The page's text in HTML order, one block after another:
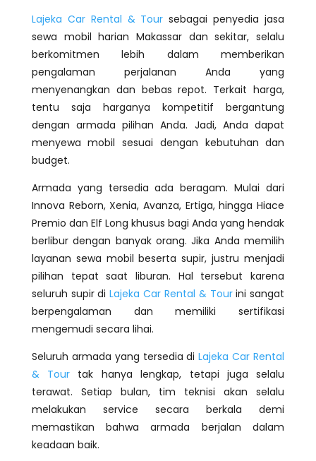
Lajeka Car Rental & Tour sebagai penyedia jasa
sewa mobil harian Makassar dan sekitar, selalu
berkomitmen lebih dalam memberikan
pengalaman perjalanan Anda yang
menyenangkan dan bebas repot. Terkait harga,
tentu saja harganya kompetitif bergantung
dengan armada pilihan Anda. Jadi, Anda dapat
menyewa mobil sesuai dengan kebutuhan dan
budget.
Armada yang tersedia ada beragam. Mulai dari
Innova Reborn, Xenia, Avanza, Ertiga, hingga Hiace
Premio dan Elf Long khusus bagi Anda yang hendak
berlibur dengan banyak orang. Jika Anda memilih
layanan sewa mobil beserta supir, justru menjadi
pilihan tepat saat liburan. Hal tersebut karena
seluruh supir diLajeka Car Rental & Tourini sangat
berpengalaman dan memiliki sertifikasi
mengemudi secara lihai.
Seluruh armada yang tersedia diLajeka Car Rental
& Tour tak hanya lengkap, tetapi juga selalu
terawat. Setiap bulan, tim teknisi akan selalu
melakukan service secara berkala demi
memastikan bahwa armada berjalan dalam
keadaan baik.